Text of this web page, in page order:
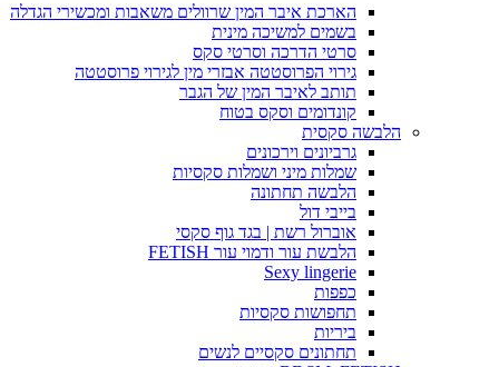
הארכת איבר המין שרוולים משאבות ומכשירי הגדלה
בשמים למשיכה מינית
סרטי הדרכה וסרטי סקס
גירוי הפרוסטטה אבזרי מין לגירוי פרוסטטה
תותב לאיבר המין של הגבר
קונדומים וסקס בטוח
הלבשה סקסית
גרביונים וירכונים
שמלות מיני ושמלות סקסיות
הלבשה תחתונה
בייבי דול
אוברול רשת | בגד גוף סקסי
הלבשת עור ודמוי עור FETISH
Sexy lingerie
כפפות
תחפושות סקסיות
ביריות
תחתונים סקסיים לנשים